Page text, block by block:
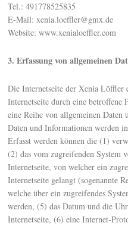
Tel.: 491778525835
E-Mail: xenia.loeffler@gmx.de
Website: www.xenialoeffler.com
3. Erfassung von allgemeinen
Die Internetseite der Xenia
Internetseite durch eine betroffene
eine Reihe von allgemeinen
Daten und Informationen werden
Erfasst werden können die (1)
(2) das vom zugreifenden System
Internetseite, von welcher ein
Internetseite gelangt (sogenannte
welche über ein zugreifendes
werden, (5) das Datum und die
Internetseite, (6) eine Internet-